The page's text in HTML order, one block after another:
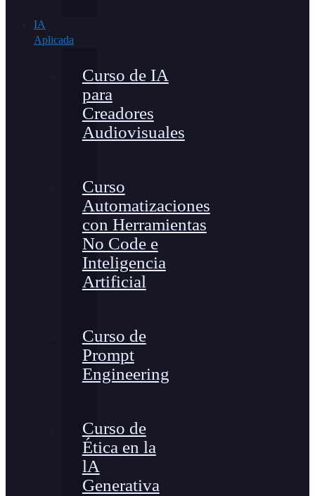
IA
Aplicada
Curso de IA
para
Creadores
Audiovisuales
Curso
Automatizaciones
con Herramientas
No Code e
Inteligencia
Artificial
Curso de
Prompt
Engineering
Curso de
Ética en la
lA
Generativa